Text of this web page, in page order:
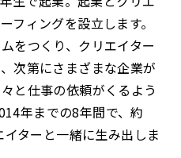
フィングを設立します。
をつくり、クリエイター
次第にさまざまな企業が
と仕事の依頼がくるよう
年までの8年間で、約
ターと一緒に生み出しま